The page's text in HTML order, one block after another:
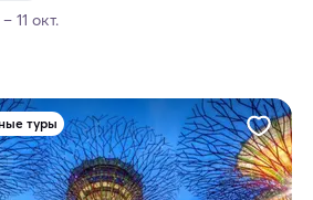
11 окт.
туры